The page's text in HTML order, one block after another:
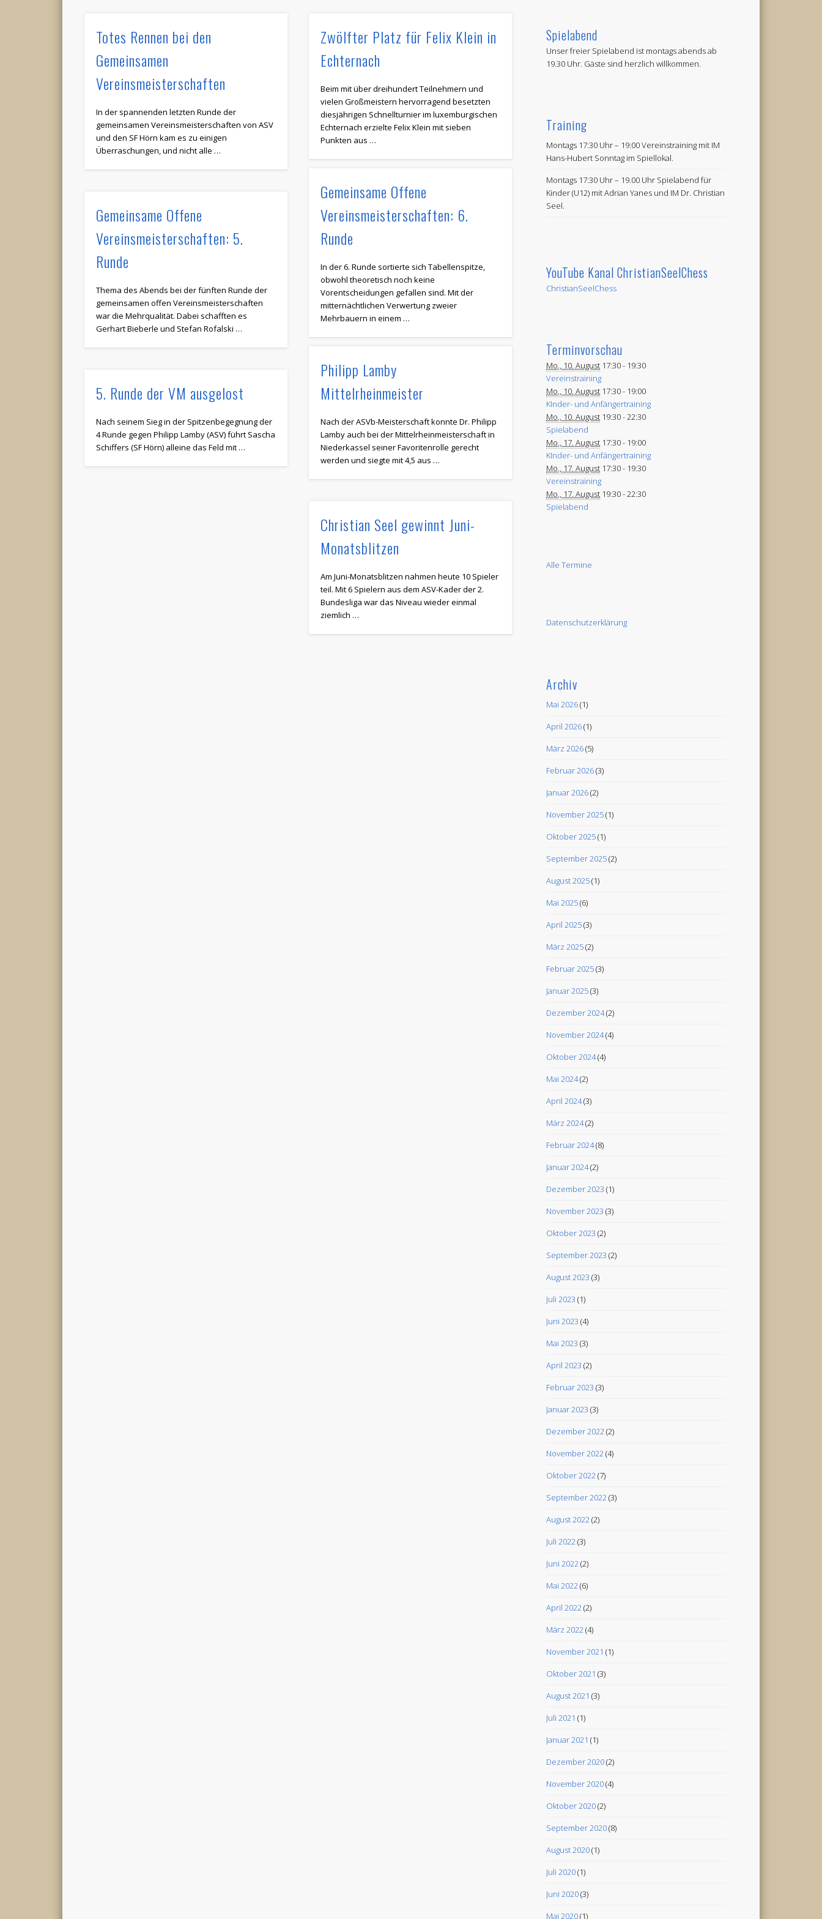
Totes Rennen bei den
Gemeinsamen
Vereinsmeisterschaften
In der spannenden letzten Runde der
gemeinsamen Vereinsmeisterschaften von ASV
und den SF Hörn kam es zu einigen
Überraschungen, und nicht alle …
Zwölfter Platz für Felix Klein in
Echternach
Beim mit über dreihundert Teilnehmern und
vielen Großmeistern hervorragend besetzten
diesjährigen Schnellturnier im luxemburgischen
Echternach erzielte Felix Klein mit sieben
Punkten aus …
Gemeinsame Offene
Vereinsmeisterschaften: 6.
Runde
In der 6. Runde sortierte sich Tabellenspitze,
obwohl theoretisch noch keine
Vorentscheidungen gefallen sind. Mit der
mitternächtlichen Verwertung zweier
Mehrbauern in einem …
Gemeinsame Offene
Vereinsmeisterschaften: 5.
Runde
Thema des Abends bei der fünften Runde der
gemeinsamen offen Vereinsmeisterschaften
war die Mehrqualität. Dabei schafften es
Gerhart Bieberle und Stefan Rofalski …
Philipp Lamby
Mittelrheinmeister
Nach der ASVb-Meisterschaft konnte Dr. Philipp
Lamby auch bei der Mittelrheinmeisterschaft in
Niederkassel seiner Favoritenrolle gerecht
werden und siegte mit 4,5 aus …
5. Runde der VM ausgelost
Nach seinem Sieg in der Spitzenbegegnung der
4 Runde gegen Philipp Lamby (ASV) führt Sascha
Schiffers (SF Hörn) alleine das Feld mit …
Christian Seel gewinnt Juni-
Monatsblitzen
Am Juni-Monatsblitzen nahmen heute 10 Spieler
teil. Mit 6 Spielern aus dem ASV-Kader der 2.
Bundesliga war das Niveau wieder einmal
ziemlich …
Spielabend
Unser freier Spielabend ist montags abends ab
19.30 Uhr. Gäste sind herzlich willkommen.
Training
Montags 17:30 Uhr – 19:00 Vereinstraining mit IM
Hans-Hubert Sonntag im Spiellokal.
Montags 17:30 Uhr – 19.00 Uhr Spielabend für
Kinder (U12) mit Adrian Yanes und IM Dr. Christian
Seel.
YouTube Kanal ChristianSeelChess
ChristianSeelChess
Terminvorschau
Mo., 10. August 17:30 - 19:30
Vereinstraining
Mo., 10. August 17:30 - 19:00
KInder- und Anfängertraining
Mo., 10. August 19:30 -22:30
Spielabend
Mo., 17. August 17:30 - 19:00
KInder- und Anfängertraining
Mo., 17. August 17:30 - 19:30
Vereinstraining
Mo., 17. August 19:30 -22:30
Spielabend
Alle Termine
Datenschutzerklärung
Archiv
Mai 2026(1)
April 2026(1)
März 2026(5)
Februar 2026(3)
Januar 2026(2)
November 2025(1)
Oktober 2025(1)
September 2025(2)
August 2025(1)
Mai 2025(6)
April 2025(3)
März 2025(2)
Februar 2025(3)
Januar 2025(3)
Dezember 2024(2)
November 2024(4)
Oktober 2024(4)
Mai 2024(2)
April 2024(3)
März 2024(2)
Februar 2024(8)
Januar 2024(2)
Dezember 2023 (1)
November 2023 (3)
Oktober 2023 (2)
September 2023 (2)
August 2023 (3)
Juli 2023 (1)
Juni 2023 (4)
Mai 2023 (3)
April 2023 (2)
Februar 2023 (3)
Januar 2023 (3)
Dezember 2022(2)
November 2022(4)
Oktober 2022(7)
September 2022(3)
August 2022(2)
Juli 2022(3)
Juni 2022(2)
Mai 2022(6)
April 2022(2)
März 2022(4)
November 2021 (1)
Oktober 2021 (3)
August 2021 (3)
Juli 2021 (1)
Januar 2021 (1)
Dezember 2020(2)
November 2020(4)
Oktober 2020(2)
September 2020(8)
August 2020(1)
Juli 2020(1)
Juni 2020(3)
Mai 2020(1)